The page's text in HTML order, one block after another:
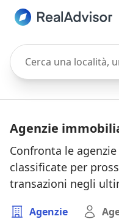
Cerca una località,
Agenzie
Confronta le
classificate per
transazioni negli
Agenzie